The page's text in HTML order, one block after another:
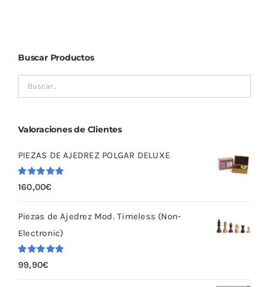
Buscar Productos
Valoraciones de Clientes
PIEZAS DE AJEDREZ POLGAR DELUXE
Valorado
con 5.00
160,00€
Piezas de Ajedrez Mod. Timeless (Non-
Electronic)
Valorado
con 5.00
99,90€